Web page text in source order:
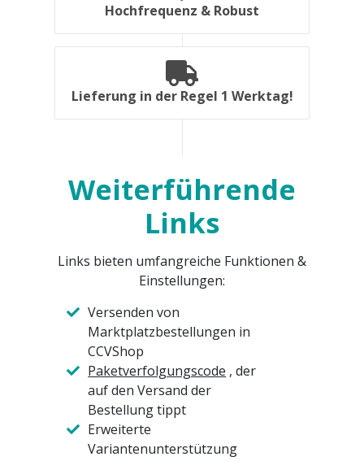
Hochfrequenz & Robust
Lieferung in der Regel 1 Werktag!
Weiterführende
Links
Links bieten umfangreiche Funktionen &
Einstellungen:
Versenden von
Marktplatzbestellungen in
CCVShop
Paketverfolgungscode , der
auf den Versand der
Bestellung tippt
Erweiterte
Variantenunterstützung